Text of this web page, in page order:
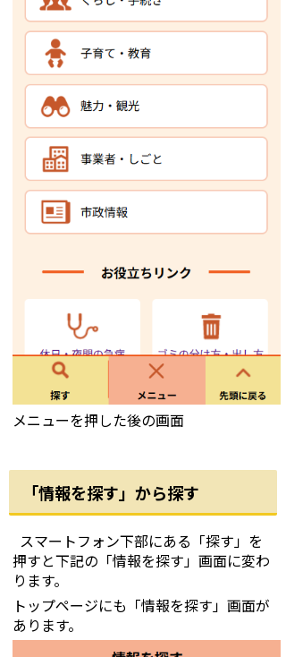
メニューを押した後の画面
「情報を探す」から探す
スマートフォン下部にある「探す」を
押すと下記の「情報を探す」画面に変わ
ります。
トップページにも「情報を探す」画面が
あります。